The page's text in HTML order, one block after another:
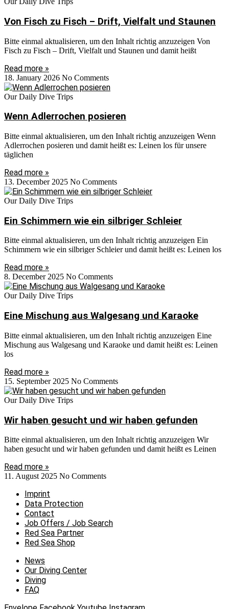
Von Fisch zu Fisch – Drift, Vielfalt und Staunen
Bitte einmal aktualisieren, um den Inhalt richtig anzuzeigen Von
Fisch zu Fisch – Drift, Vielfalt und Staunen und damit heißt
Read more »
18. January 2026 No Comments
Our Daily Dive Trips
Wenn Adlerrochen posieren
Bitte einmal aktualisieren, um den Inhalt richtig anzuzeigen Wenn
Adlerrochen posieren und damit heißt es: Leinen los für unsere
täglichen
Read more »
13. December 2025 No Comments
Our Daily Dive Trips
Ein Schimmern wie ein silbriger Schleier
Bitte einmal aktualisieren, um den Inhalt richtig anzuzeigen Ein
Schimmern wie ein silbriger Schleier und damit heißt es: Leinen los
Read more »
8. December 2025 No Comments
Our Daily Dive Trips
Eine Mischung aus Walgesang und Karaoke
Bitte einmal aktualisieren, um den Inhalt richtig anzuzeigen Eine
Mischung aus Walgesang und Karaoke und damit heißt es: Leinen
los
Read more »
15. September 2025 No Comments
Our Daily Dive Trips
Wir haben gesucht und wir haben gefunden
Bitte einmal aktualisieren, um den Inhalt richtig anzuzeigen Wir
haben gesucht und wir haben gefunden und damit heißt es Leinen
Read more »
11. August 2025 No Comments
Imprint
Data Protection
Contact
Job Offers / Job Search
Red Sea Partner
Red Sea Shop
News
Our Diving Center
Diving
FAQ